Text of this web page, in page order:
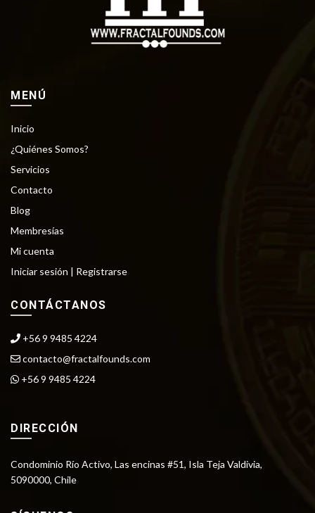
MENÚ
Inicio
¿Quiénes Somos?
Servicios
Contacto
Blog
Membresías
Mi cuenta
Iniciar sesión | Registrarse
CONTÁCTANOS
+56 9 9485 4224
contacto@fractalfounds.com
+56 9 9485 4224
DIRECCIÓN
Condominio Río Activo, Las encinas #51, Isla Teja Valdivia,
5090000, Chile